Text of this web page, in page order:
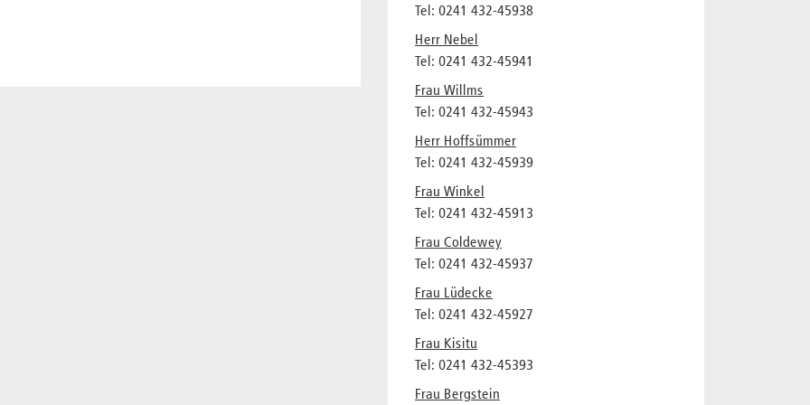
Tel: 0241 432-45938
Herr Nebel
Tel: 0241 432-45941
Frau Willms
Tel: 0241 432-45943
Herr Hoffsümmer
Tel: 0241 432-45939
Frau Winkel
Tel: 0241 432-45913
Frau Coldewey
Tel: 0241 432-45937
Frau Lüdecke
Tel: 0241 432-45927
Frau Kisitu
Tel: 0241 432-45393
Frau Bergstein